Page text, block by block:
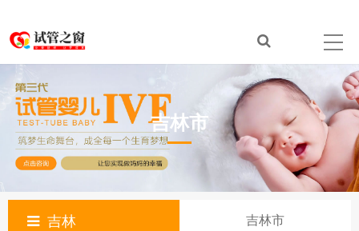
吉林市
吉林 吉林市